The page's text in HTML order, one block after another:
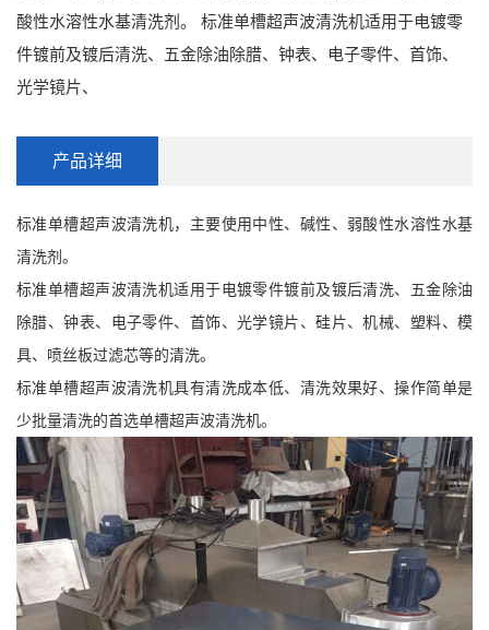
酸性水溶性水基清洗剂。 标准单槽超声波清洗机适用于电镀零
件镀前及镀后清洗、五金除油除腊、钟表、电子零件、首饰、
光学镜片、
产品详细
标准单槽超声波清洗机，主要使用中性、碱性、弱酸性水溶性水基
清洗剂。
标准单槽超声波清洗机适用于电镀零件镀前及镀后清洗、五金除油
除腊、钟表、电子零件、首饰、光学镜片、硅片、机械、塑料、模
具、喷丝板过滤芯等的清洗。
标准单槽超声波清洗机具有清洗成本低、清洗效果好、操作简单是
少批量清洗的首选单槽超声波清洗机。